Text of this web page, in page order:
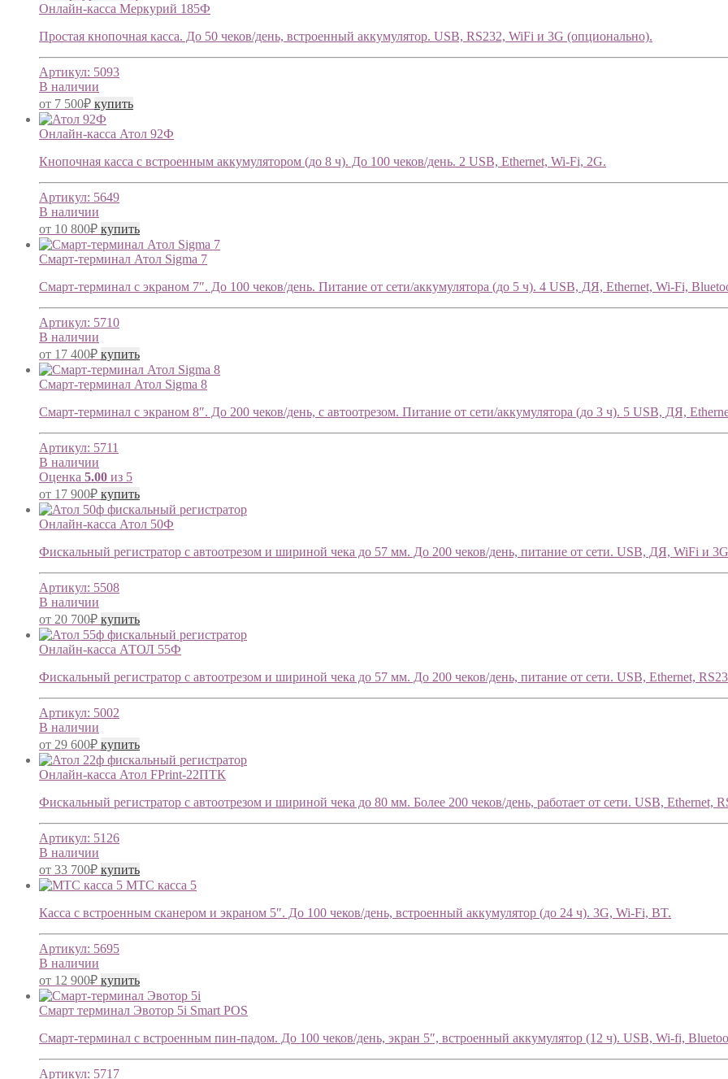
Онлайн-касса Меркурий 185Ф
Простая кнопочная касса. До 50 чеков/день, встроенный аккумулятор. USB, RS232, WiFi и 3G (опционально).
Артикул: 5093
В наличии
от 7 500₽ купить
Онлайн-касса Атол 92Ф
Кнопочная касса с встроенным аккумулятором (до 8 ч). До 100 чеков/день. 2 USB, Ethernet, Wi-Fi, 2G.
Артикул: 5649
В наличии
от 10 800₽ купить
Смарт-терминал Атол Sigma 7
Смарт-терминал с экраном 7″. До 100 чеков/день. Питание от сети/аккумулятора (до 5 ч). 4 USB, ДЯ, Ethernet, Wi-Fi,
Артикул: 5710
В наличии
от 17 400₽ купить
Cмарт-терминал Атол Sigma 8
Смарт-терминал с экраном 8″. До 200 чеков/день, с автоотрезом. Питание от сети/аккумулятора (до 3 ч). 5 USB, ДЯ,
Артикул: 5711
В наличии
Оценка 5.00 из 5
от 17 900₽ купить
Онлайн-касса Атол 50Ф
Фискальный регистратор с автоотрезом и шириной чека до 57 мм. До 200 чеков/день, питание от сети. USB, ДЯ, WiFi и
Артикул: 5508
В наличии
от 20 700₽ купить
Онлайн-касса АТОЛ 55Ф
Фискальный регистратор с автоотрезом и шириной чека до 57 мм. До 200 чеков/день, питание от сети. USB, Ethernet,
Артикул: 5002
В наличии
от 29 600₽ купить
Онлайн-касса Атол FPrint-22ПТК
Фискальный регистратор с автоотрезом и шириной чека до 80 мм. Более 200 чеков/день, работает от сети. USB, Ethernet,
Артикул: 5126
В наличии
от 33 700₽ купить
МТС касса 5
Касса с встроенным сканером и экраном 5″. До 100 чеков/день, встроенный аккумулятор (до 24 ч). 3G, Wi-Fi, BT.
Артикул: 5695
В наличии
от 12 900₽ купить
Смарт терминал Эвотор 5i Smart POS
Смарт-терминал с встроенным пин-падом. До 100 чеков/день, экран 5″, встроенный аккумулятор (12 ч). USB, Wi-fi,
Артикул: 5717